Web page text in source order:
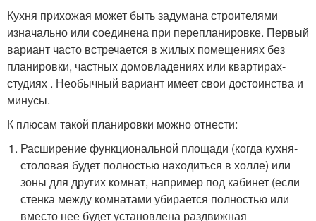
Кухня прихожая может быть задумана строителями
изначально или соединена при перепланировке. Первый
вариант часто встречается в жилых помещениях без
планировки, частных домовладениях или квартирах-
студиях . Необычный вариант имеет свои достоинства и
минусы.
К плюсам такой планировки можно отнести:
Расширение функциональной площади (когда кухня-
столовая будет полностью находиться в холле) или
зоны для других комнат, например под кабинет (если
стенка между комнатами убирается полностью или
вместо нее будет установлена раздвижная